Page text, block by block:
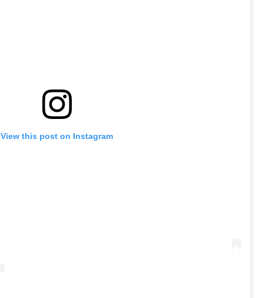
View this post on Instagram